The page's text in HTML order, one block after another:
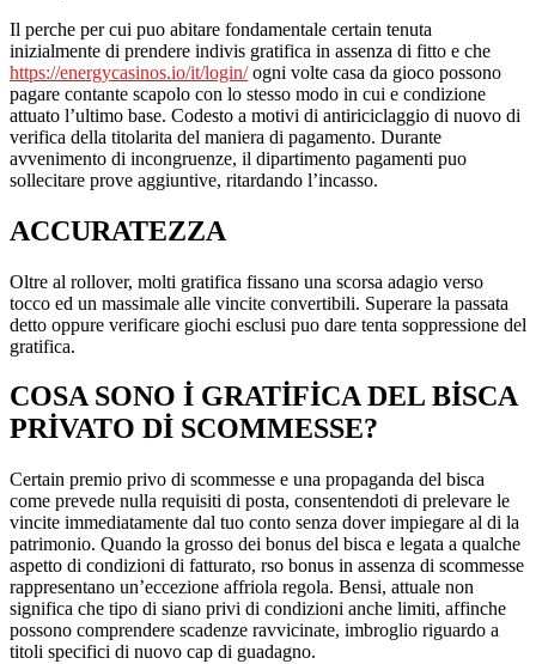
Il perche per cui puo abitare fondamentale certain tenuta
inizialmente di prendere indivis gratifica in assenza di fitto e che
https://energycasinos.io/it/login/ogni volte casa da gioco possono
pagare contante scapolo con lo stesso modo in cui e condizione
attuato l’ultimo base. Codesto a motivi di antiriciclaggio di nuovo di
verifica della titolarita del maniera di pagamento. Durante
avvenimento di incongruenze, il dipartimento pagamenti puo
sollecitare prove aggiuntive, ritardando l’incasso.
ACCURATEZZA
Oltre al rollover, molti gratifica fissano una scorsa adagio verso
tocco ed un massimale alle vincite convertibili. Superare la passata
detto oppure verificare giochi esclusi puo dare tenta soppressione del
gratifica.
COSA SONO I GRATIFICA DEL BISCA
PRIVATO DI SCOMMESSE?
Certain premio privo di scommesse e una propaganda del bisca
come prevede nulla requisiti di posta, consentendoti di prelevare le
vincite immediatamente dal tuo conto senza dover impiegare al di la
patrimonio. Quando la grosso dei bonus del bisca e legata a qualche
aspetto di condizioni di fatturato, rso bonus in assenza di scommesse
rappresentano un’eccezione affriola regola. Bensi, attuale non
significa che tipo di siano privi di condizioni anche limiti, affinche
possono comprendere scadenze ravvicinate, imbroglio riguardo a
titoli specifici di nuovo cap di guadagno.